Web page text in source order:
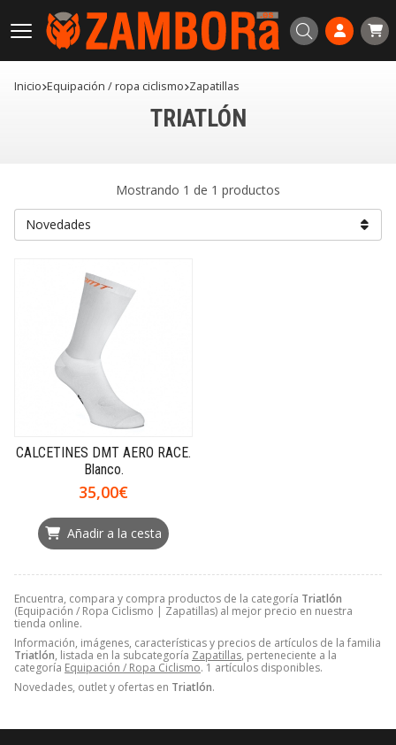
Buscar
Inicio equipación / ropa ciclismo zapatillas
TRIATLÓN
Encuentra, compara y compra productos de la categoría Triatlón
(Equipación / Ropa Ciclismo | Zapatillas) al mejor precio en nuestra
tienda online.
Información, imágenes, características y precios de artículos de la familia
Triatlón, listada en la subcategoría Zapatillas, perteneciente a la
categoría Equipación / Ropa Ciclismo. 1 artículos disponibles.
Novedades, outlet y ofertas en Triatlón.
Mostrando 1 de 1 productos
CALCETINES DMT AERO RACE.
Blanco.
35,00€
Añadir a la cesta